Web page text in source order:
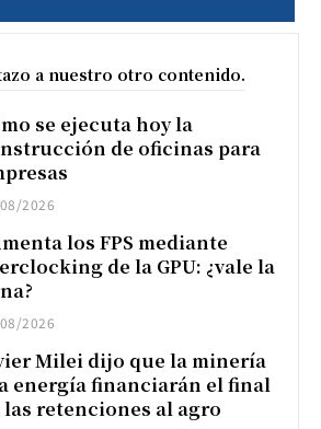
a nuestro otro contenido.
se ejecuta hoy la
de oficinas para
2026
los FPS mediante
de la GPU: ¿vale la
2026
Milei dijo que la minería
energía financiarán el final
las retenciones al agro